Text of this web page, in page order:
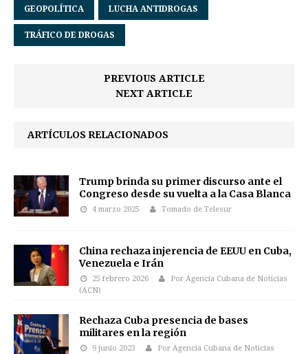
GEOPOLÍTICA LUCHA ANTIDROGAS
TRÁFICO DE DROGAS
PREVIOUS ARTICLE
NEXT ARTICLE
ARTÍCULOS RELACIONADOS
Trump brinda su primer discurso ante el
Congreso desde su vuelta a la Casa Blanca
4 marzo 2025 Tomado de Telesur
China rechaza injerencia de EEUU en Cuba,
Venezuela e Irán
25 febrero 2026
Por Agencia Cubana de Noticias
(ACN)
Rechaza Cuba presencia de bases
militares en la región
9 junio 2023 Por Agencia Cubana de Noticias